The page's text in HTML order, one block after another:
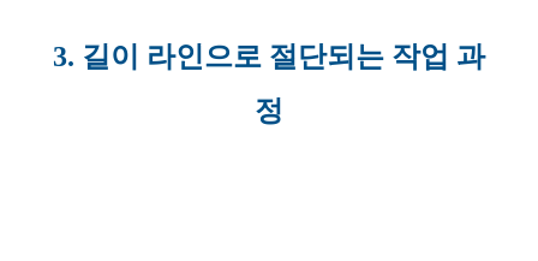
3. 길이 라인으로 절단되는 작업 과
정